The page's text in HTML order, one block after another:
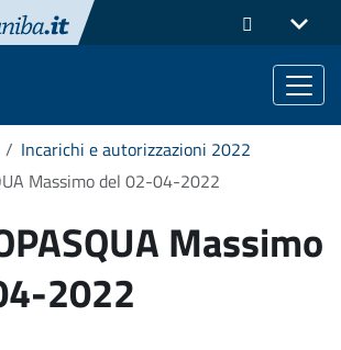
Incarichi e autorizzazioni 2022
Massimo del 02-04-2022
Massimo
2022